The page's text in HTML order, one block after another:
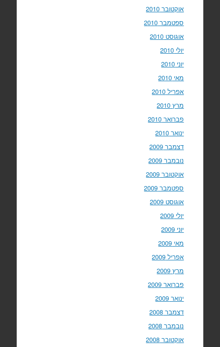
אוקטובר 2010
ספטמבר 2010
אוגוסט 2010
יולי 2010
יוני 2010
מאי 2010
אפריל 2010
מרץ 2010
פברואר 2010
ינואר 2010
דצמבר 2009
נובמבר 2009
אוקטובר 2009
ספטמבר 2009
אוגוסט 2009
יולי 2009
יוני 2009
מאי 2009
אפריל 2009
מרץ 2009
פברואר 2009
ינואר 2009
דצמבר 2008
נובמבר 2008
אוקטובר 2008